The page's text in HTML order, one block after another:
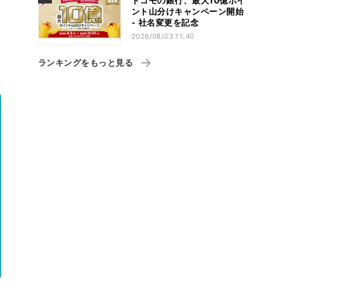
ント山分けキャンペーン開始
- 社名変更を記念
2026/08/03 11:40
ランキングをもっと見る